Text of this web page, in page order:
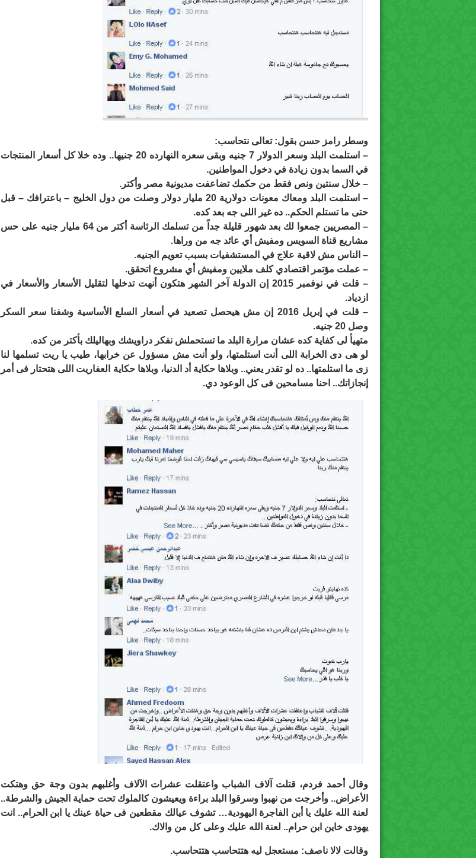
وسطر رامز حسن بقول: تعالى نتحاسب:
– استلمت البلد وسعر الدولار 7 جنيه وبقى سعره النهارده 20 جنيها.. وده خلا كل أسعار المنتجات
في السما بدون زيادة في دخول المواطنين.
– خلال سنتين ونص فقط من حكمك تضاعفت مديونية مصر وأكتر.
– استلمت البلد ومعاك معونات دولارية 20 مليار دولار وصلت من دول الخليج – باعترافك – قبل
حتى ما تستلم الحكم.. ده غير اللى جه بعد كده.
– المصريين جمعوا لك بعد شهور قليلة جداً من تسلمك الرئاسة أكتر من 64 مليار جنيه على حس
مشاريع قناة السويس ومفيش أي عائد جه من وراها.
– الناس مش لاقية علاج في المستشفيات بسبب تعويم الجنيه.
– عملت مؤتمر اقتصادي كلف ملايين ومفيش أي مشروع اتحقق.
– قلت في نوفمبر 2015 إن الدولة آخر الشهر هتكون أنهت تدخلها لتقليل الأسعار والأسعار في
ازدياد.
– قلت في إبريل 2016 إن مش هيحصل تصعيد في أسعار السلع الأساسية وشفنا سعر السكر
وصل 20 جنيه.
متهيأ لى كفاية كده عشان مرارة البلد ما تستحملش نفكر دراويشك وبهاليلك بأكتر من كده.
لو هى دى الخرابة اللى أنت استلمتها، ولو أنت مش مسؤول عن خرابها، طيب يا ريت تسلمها لنا
زى ما استلمتها.. ده لو تقدر يعني.. وبلاها حكاية أد الدنيا، وبلاها حكاية العفاريت اللى هتحتار فى أمر
إنجازاتك.. احنا مسامحين فى كل الوعود دي.
وقال أحمد فردم، قتلت آلاف الشباب واعتقلت عشرات الآلاف وأغلبهم بدون وجة حق وهتكت
الأعراض.. وأخرجت من نهبوا وسرقوا البلد براءة ويعيشون كالملوك تحت حماية الجيش والشرطة..
لعنة الله عليك يا أبن الفاجرة اليهودية… تشوف عيالك مقطعين فى حياة عينك يا ابن الحرام.. انت
يهودى خاين ابن حرام.. لعنة الله عليك وعلى كل من والاك.
وقالت لالا ناصف: مستعجل ليه هتتحاسب هتتحاسب.